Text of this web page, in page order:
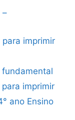
–
imprimir
imprimir
ano Ensino